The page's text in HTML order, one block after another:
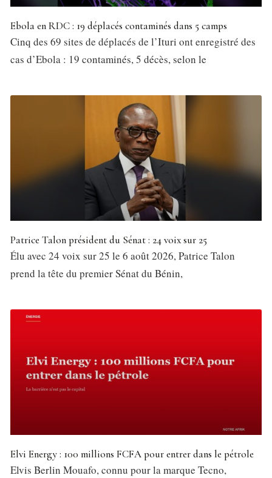
Ebola en RDC : 19 déplacés contaminés dans 5 camps
Cinq des 69 sites de déplacés de l’Ituri ont enregistré des
cas d’Ebola : 19 contaminés, 5 décès, selon le
Patrice Talon président du Sénat : 24 voix sur 25
Élu avec 24 voix sur 25 le 6 août 2026, Patrice Talon
prend la tête du premier Sénat du Bénin,
Elvi Energy : 100 millions FCFA pour entrer dans le pétrole
Elvis Berlin Mouafo, connu pour la marque Tecno,